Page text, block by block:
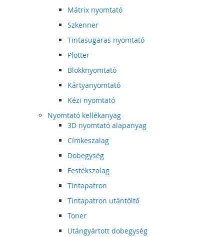
Mátrix nyomtató
Szkenner
Tintasugaras nyomtató
Plotter
Blokknyomtató
Kártyanyomtató
Kézi nyomtató
Nyomtató kellékanyag
3D nyomtató alapanyag
Címkeszalag
Dobegység
Festékszalag
Tintapatron
Tintapatron utántöltő
Toner
Utángyártott dobegység